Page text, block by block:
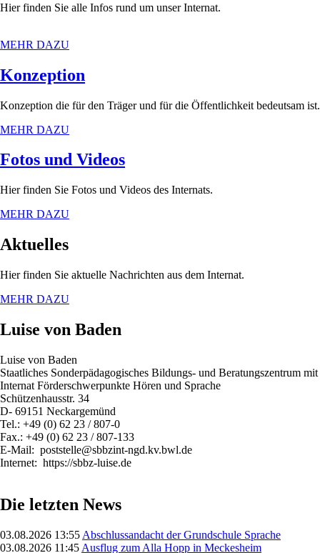
Hier finden Sie alle Infos rund um unser Internat.
MEHR DAZU
Konzeption
Konzeption die für den Träger und für die Öffentlichkeit bedeutsam ist.
MEHR DAZU
Fotos und Videos
Hier finden Sie Fotos und Videos des Internats.
MEHR DAZU
Aktuelles
Hier finden Sie aktuelle Nachrichten aus dem Internat.
MEHR DAZU
Luise von Baden
Luise von Baden
Staatliches Sonderpädagogisches Bildungs- und Beratungszentrum mit
Internat Förderschwerpunkte Hören und Sprache
Schützenhausstr. 34
D- 69151 Neckargemünd
Tel.: +49 (0) 62 23 / 807-0
Fax.: +49 (0) 62 23 / 807-133
E-Mail: poststelle@sbbzint-ngd.kv.bwl.de
Internet: https://sbbz-luise.de
Die letzten News
03.08.2026 13:55 Abschlussandacht der Grundschule Sprache
03.08.2026 11:45 Ausflug zum Alla Hopp in Meckesheim